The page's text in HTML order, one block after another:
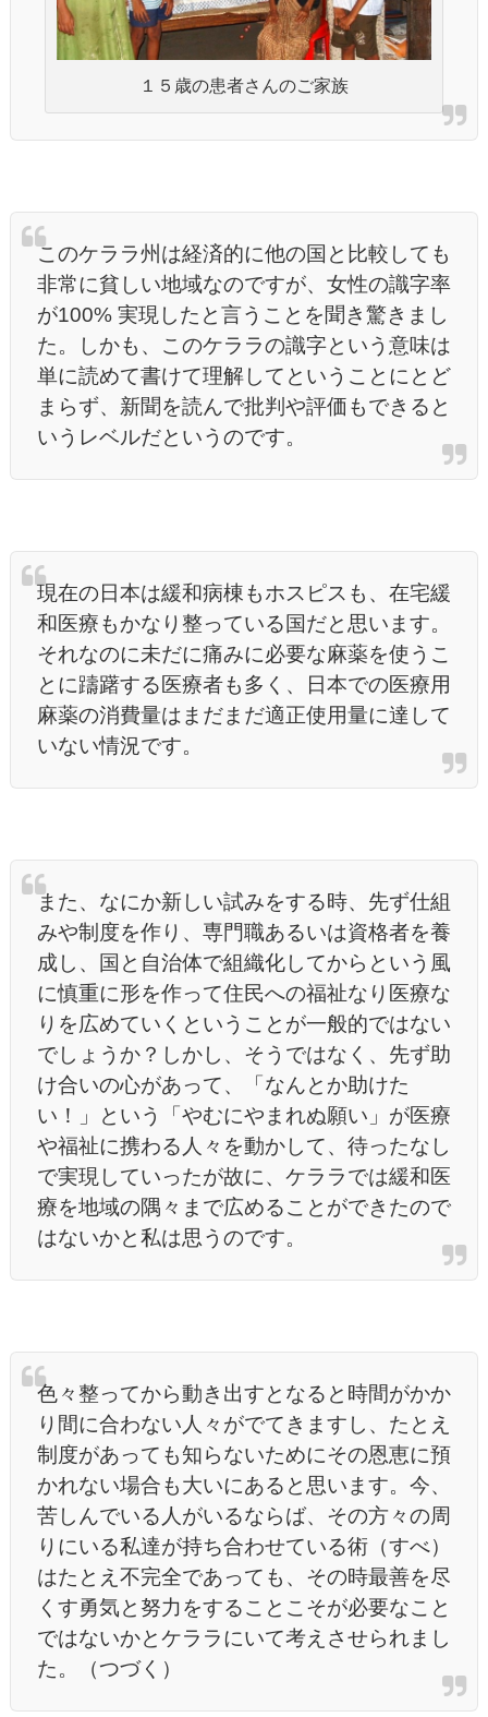
１５歳の患者さんのご家族
このケララ州は経済的に他の国と比較しても
非常に貧しい地域なのですが、女性の識字率
が100% 実現したと言うことを聞き驚きまし
た。しかも、このケララの識字という意味は
単に読めて書けて理解してということにとど
まらず、新聞を読んで批判や評価もできると
いうレベルだというのです。
現在の日本は緩和病棟もホスピスも、在宅緩
和医療もかなり整っている国だと思います。
それなのに未だに痛みに必要な麻薬を使うこ
とに躊躇する医療者も多く、日本での医療用
麻薬の消費量はまだまだ適正使用量に達して
いない情況です。
また、なにか新しい試みをする時、先ず仕組
みや制度を作り、専門職あるいは資格者を養
成し、国と自治体で組織化してからという風
に慎重に形を作って住民への福祉なり医療な
りを広めていくということが一般的ではない
でしょうか？しかし、そうではなく、先ず助
け合いの心があって、「なんとか助けた
い！」という「やむにやまれぬ願い」が医療
や福祉に携わる人々を動かして、待ったなし
で実現していったが故に、ケララでは緩和医
療を地域の隅々まで広めることができたので
はないかと私は思うのです。
色々整ってから動き出すとなると時間がかか
り間に合わない人々がでてきますし、たとえ
制度があっても知らないためにその恩恵に預
かれない場合も大いにあると思います。今、
苦しんでいる人がいるならば、その方々の周
りにいる私達が持ち合わせている術（すべ）
はたとえ不完全であっても、その時最善を尽
くす勇気と努力をすることこそが必要なこと
ではないかとケララにいて考えさせられまし
た。（つづく）